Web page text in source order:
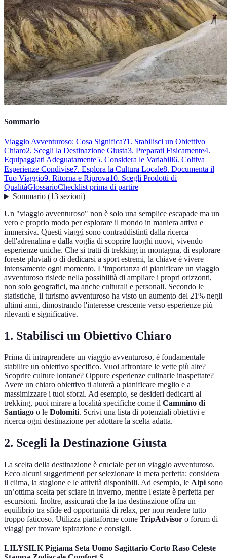
Sommario
Viaggio Avventuroso: Cosa Significa?1. Stabilisci un Obiettivo
Chiaro2. Scegli la Destinazione Giusta3. Preparati Fisicamente4.
Equipaggiati Adeguatamente5. Considera le Variabili6. Coltiva
Esperienze Condivise7. Esplora la Cultura Locale8. Documenta il
Tuo Viaggio9. Ritorna e Riprova10. Scegli Prodotti di
QualitàGlossarioChecklist prima di partire
Sommario(13 sezioni)
Un "viaggio avventuroso" non è solo una semplice escapade ma un
vero e proprio modo per esplorare il mondo in maniera attiva e
immersiva. Questi viaggi sono contraddistinti dalla ricerca
dell'adrenalina e dalla voglia di scoprire luoghi nuovi, vivendo
esperienze uniche. Che si tratti di trekking in montagna, di esplorare
foreste pluviali o di dedicarsi a sport estremi, la chiave è vivere
intensamente ogni momento. L'importanza di pianificare un viaggio
avventuroso risiede nella possibilità di ampliare i propri orizzonti,
non solo geografici, ma anche culturali e personali. Secondo le
statistiche, il turismo avventuroso ha visto un aumento del 21% negli
ultimi anni, dimostrando l'interesse crescente verso esperienze più
rilevanti e significative.
1. Stabilisci un Obiettivo Chiaro
Prima di intraprendere un viaggio avventuroso, è fondamentale
stabilire un obiettivo specifico. Vuoi affrontare le vette più alte?
Scoprire culture lontane? Oppure esperienze culinarie inaspettate?
Avere un chiaro obiettivo ti aiuterà a pianificare meglio e a
massimizzare i tuoi sforzi. Ad esempio, se desideri dedicarti al
trekking, puoi mirare a località specifiche come il Cammino di
Santiago o le Dolomiti. Scrivi una lista di potenziali obiettivi e
ricerca ogni destinazione per adottare la scelta adatta.
2. Scegli la Destinazione Giusta
La scelta della destinazione è cruciale per un viaggio avventuroso.
Ecco alcuni suggerimenti per selezionare la meta perfetta: considera
il clima, la stagione e le attività disponibili. Ad esempio, le Alpi sono
un’ottima scelta per sciare in inverno, mentre l'estate è perfetta per
escursioni. Inoltre, assicurati che la tua destinazione offra un
equilibrio tra sfide ed opportunità di relax, per non rendere tutto
troppo faticoso. Utilizza piattaforme come TripAdvisor o forum di
viaggi per trovare ispirazione e consigli.
LILYSILK Pigiama Seta Uomo Sagittario Corto Raso Celeste